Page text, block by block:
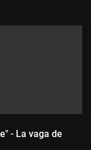
- La vaga de